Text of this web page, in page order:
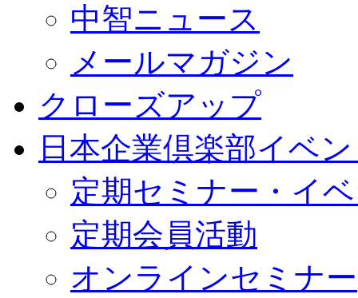
中智ニュース
メールマガジン
クローズアップ
日本企業倶楽部イベ
定期セミナー・イ
定期会員活動
オンラインセミナー